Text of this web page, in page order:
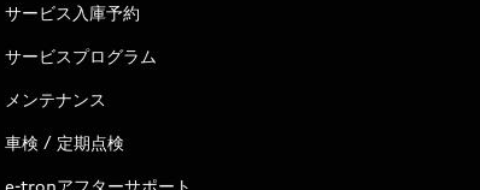
サービス入庫予約
サービスプログラム
メンテナンス
車検 / 定期点検
e-tronアフターサポート